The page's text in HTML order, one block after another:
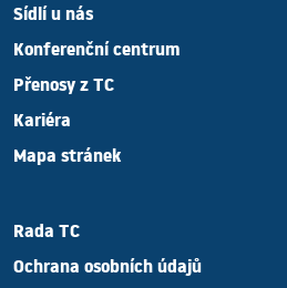
Sídlí u nás
Konferenční centrum
Přenosy z TC
Kariéra
Mapa stránek
Rada TC
Ochrana osobních údajů